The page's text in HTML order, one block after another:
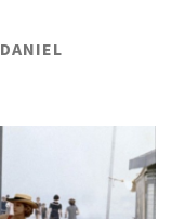
DANIEL